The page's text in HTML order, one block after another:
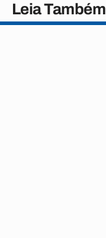
Leia Também